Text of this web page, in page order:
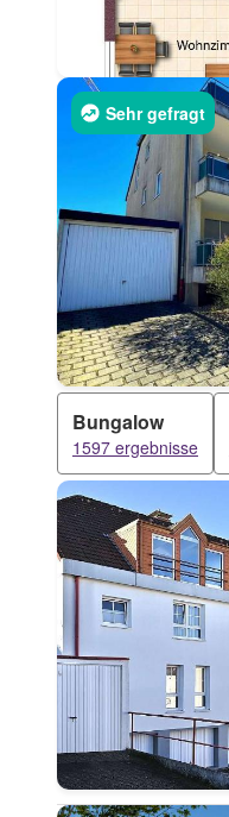
Sehr gefragt
Bungalow
1597 ergebnisse